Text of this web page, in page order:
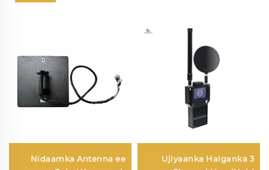
Ujiyaanka Halganka 3
Nidaamka Antenna ee